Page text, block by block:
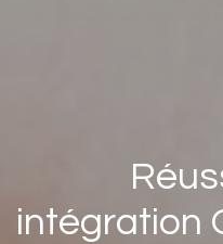
intégration